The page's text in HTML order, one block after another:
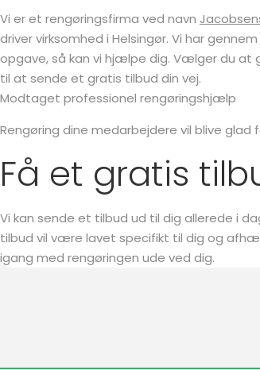
Vi er et rengøringsfirma ved navn
driver virksomhed i Helsingør. Vi har
opgave, så kan vi hjælpe dig. Vælger du at
til at sende et gratis tilbud din vej.
Modtaget professionel rengøringshjælp
Rengøring dine medarbejdere vil blive glad
Få et gratis
Vi kan sende et tilbud ud til dig allerede i
tilbud vil være lavet specifikt til dig og
igang med rengøringen ude ved dig.